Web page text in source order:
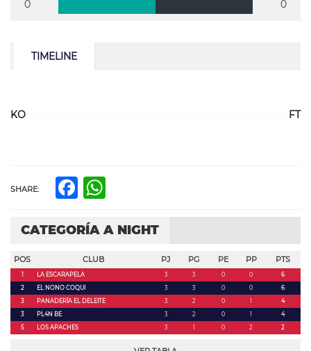
0
0
TIMELINE
KO FT
SHARE: Facebook
CATEGORÍA A NIGHT
POS CLUB PJ PG PE PP PTS
1 LA ESCARAPELA 3 3 0 0
6
2
EL NONO COQUI 3 3 0 0
6
3
PANADERÍA EL DELEITE 3 2 0 1
4
3
PL4N BE 3 2 0 1
4
5
LOS APACHES 3 1 0 2 2